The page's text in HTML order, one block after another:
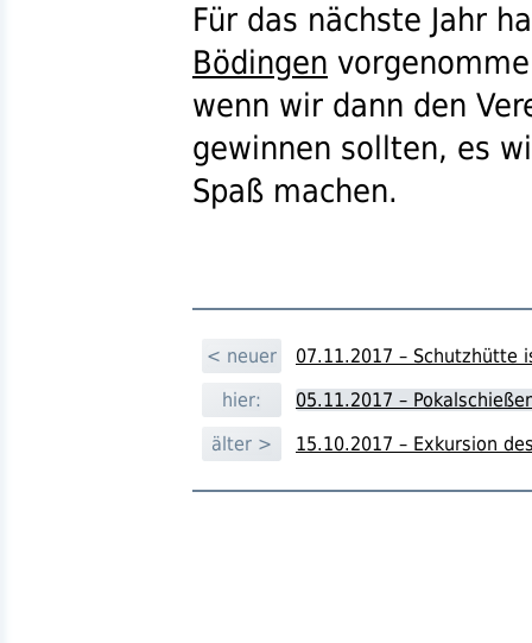
Für das nächste Jahr
Bödingen
wenn wir dann den
gewinnen sollten, es
Spaß machen.
< neuer
07.11.2017 – Schutzhütte
hier:
05.11.2017 –
älter >
15.10.2017 – Exkursion